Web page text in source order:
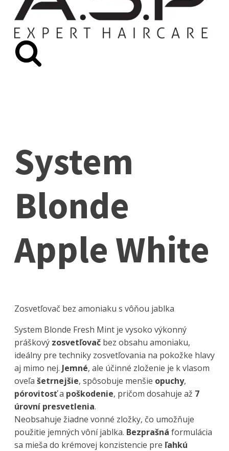
System
Blonde
Apple White
Zosvetľovač bez amoniaku s vôňou jablka
System Blonde Fresh Mint je vysoko výkonný
práškový zosvetľovač bez obsahu amoniaku,
ideálny pre techniky zosvetľovania na pokožke hlavy
aj mimo nej. Jemné, ale účinné zloženie je k vlasom
oveľa šetrnejšie, spôsobuje menšie opuchy,
pórovitosťa poškodenie, pričom dosahuje až 7
úrovní presvetlenia.
Neobsahuje žiadne vonné zložky, čo umožňuje
použitie jemných vôní jablka. Bezprašná formulácia
sa mieša do krémovej konzistencie pre ľahkú